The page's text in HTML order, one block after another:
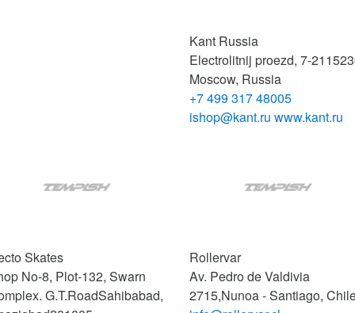
Kant Russia
Electrolitnij proezd, 7-2
Moscow, Russia
+7 499 317 48005
ishop@kant.ru www.kant.ru
Skates
No-8, Plot-132, Swarn
G.T.RoadSahibabad,
Rollervar
Av. Pedro de Valdivia
2715,Nunoa - Santiago,